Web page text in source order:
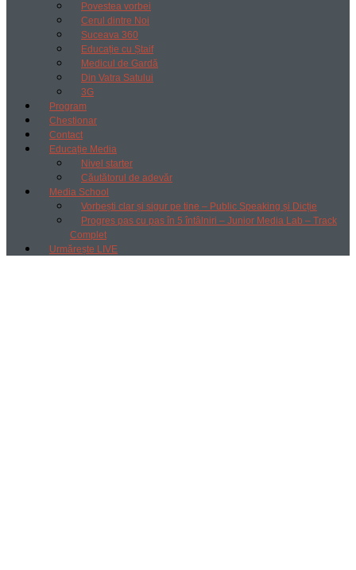
Povestea vorbei
Cerul dintre Noi
Suceava 360
Educație cu Ștaif
Medicul de Gardă
Din Vatra Satului
3G
Program
Chestionar
Contact
Educație Media
Nivel starter
Căutătorul de adevăr
Media School
Vorbești clar și sigur pe tine – Public Speaking și Dicție
Progres pas cu pas în 5 întâlniri – Junior Media Lab – Track
Complet
Urmărește LIVE